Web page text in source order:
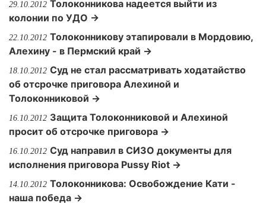
29.10.2012 Толоконникова надеется выйти из
колонии по УДО →
22.10.2012 Толоконникову этапировали в Мордовию,
Алехину - в Пермский край →
18.10.2012 Суд не стал рассматривать ходатайство
об отсрочке приговора Алехиной и
Толоконниковой →
16.10.2012 Защита Толоконниковой и Алехиной
просит об отсрочке приговора →
16.10.2012 Суд направил в СИЗО документы для
исполнения приговора Pussy Riot →
14.10.2012 Толоконникова: Освобождение Кати -
наша победа →